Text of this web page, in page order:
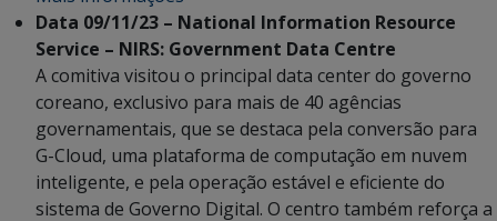
Data 09/11/23 – National Information Resource
Service – NIRS: Government Data Centre
A comitiva visitou o principal data center do governo
coreano, exclusivo para mais de 40 agências
governamentais, que se destaca pela conversão para
G-Cloud, uma plataforma de computação em nuvem
inteligente, e pela operação estável e eficiente do
sistema de Governo Digital. O centro também reforça a